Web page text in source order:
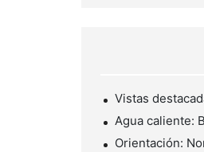
Vistas
Agua caliente:
Orientación: